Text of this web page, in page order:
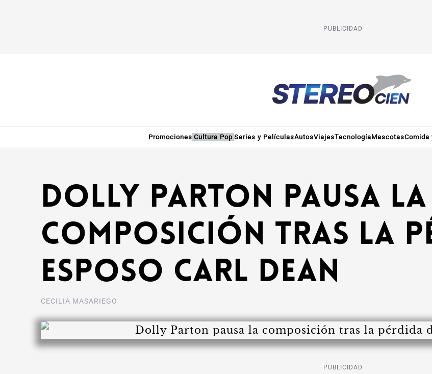
PUBLICIDAD
Promociones Cultura Pop Series y PelículasAutosViajesTecnologíaMascotasComida
Dolly Parton pausa la
composición tras la
esposo Carl Dean
CECILIA MASARIEGO
PUBLICIDAD